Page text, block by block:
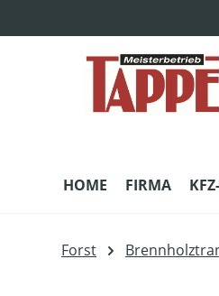
HOME FIRMA
Forst